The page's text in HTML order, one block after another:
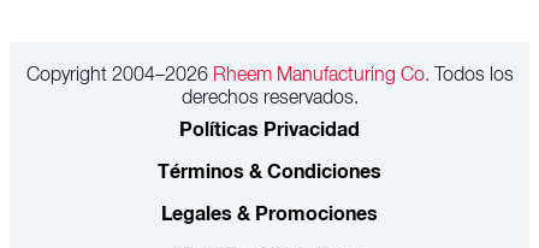
Copyright 2004–2026Rheem Manufacturing Co. Todos los
derechos reservados.
Políticas Privacidad
Términos & Condiciones
Legales & Promociones